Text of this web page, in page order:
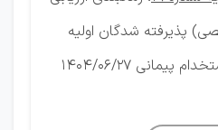
پذیرفته شدگان اولیه
تکمیل ظرفیت آزمون استخدام پیمانی 1404/06/27